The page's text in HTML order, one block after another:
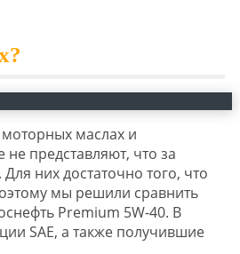
маслах и
представляют, что за
них достаточно того, что
мы решили сравнить
Premium 5W-40. В
SAE, а также получившие